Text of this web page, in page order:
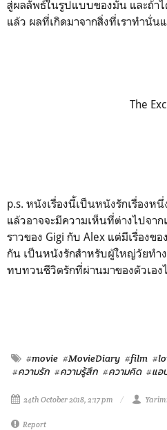
สู่ผลลัพธ์ในรูปแบบของมัน และถ้าไ
แล้ว ผลที่เกิดมาจากสิ่งที่เราทำนั่น
The
p.s. หนังเรื่องนี้เป็นหนังรักเรื่องห
แล้วอาจจะมีความเห็นที่ต่างไปจาก
ราวของ Gigi กับ Alex แต่มีเรื่องข
กัน เป็นหนังรักสำหรับผู้ใหญ่วัยทำ
ทบทวนชีวิตรักที่ผ่านมาของตัวเอง
#movie #MovieDiary #film
#ความรัก #ความรู้สึก #ความคิด #แอ
24th October 2018, 2:17 pm
Report